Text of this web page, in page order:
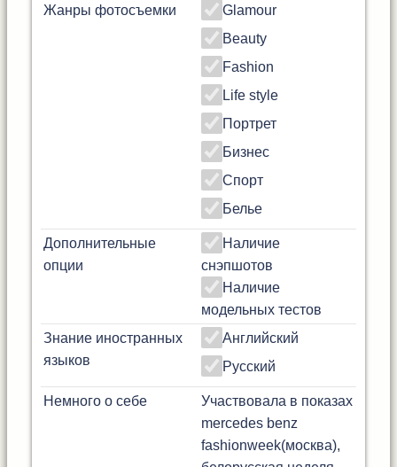
Жанры фотосъемки
Glamour
Beauty
Fashion
Life style
Портрет
Бизнес
Спорт
Белье
Дополнительные
опции
Наличие
снэпшотов
Наличие
модельных тестов
Знание иностранных
языков
Английский
Русский
Немного о себе
Участвовала в показах
mercedes benz
fashionweek(москва),